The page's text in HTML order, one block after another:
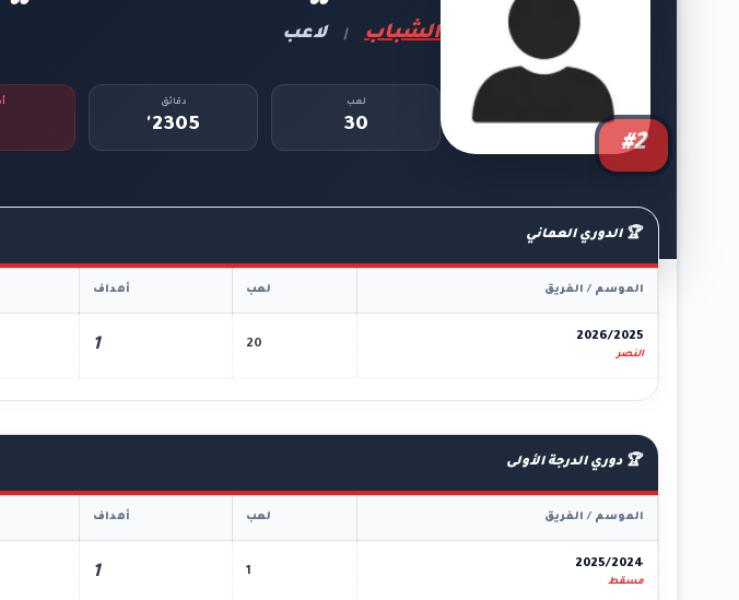
#2
الشباب | لاعب
لعب
30
دقائق
2305'
🏆 الدوري العماني
الموسم / الفريق لعب أهداف
2026/2025
النصر
20
1
🏆 دوري الدرجة الأولى
الموسم / الفريق لعب أهداف
2025/2024
مسقط
1
1